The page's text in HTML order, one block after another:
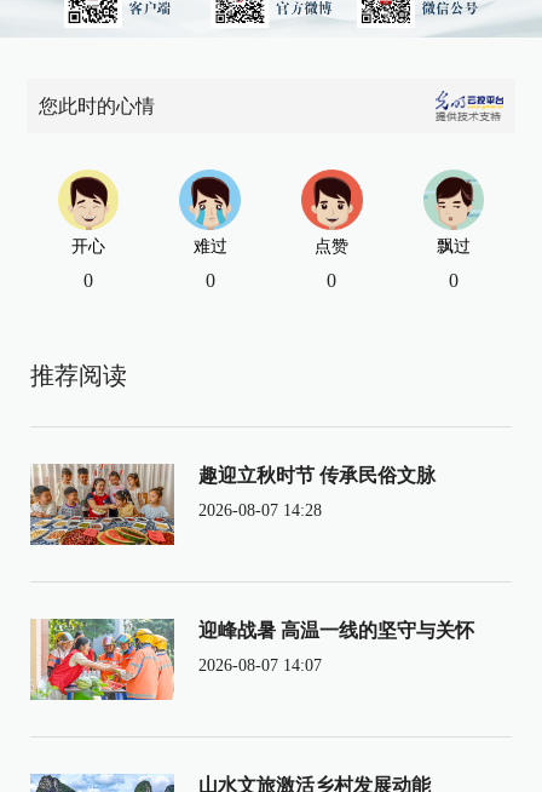
您此时的心情
开心
0
难过
0
点赞
0
飘过
0
推荐阅读
趣迎立秋时节 传承民俗文脉
2026-08-07 14:28
迎峰战暑 高温一线的坚守与关怀
2026-08-07 14:07
山水文旅激活乡村发展动能